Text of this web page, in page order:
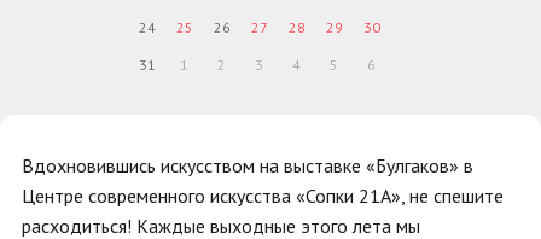
Вдохновившись искусством на выставке «Булгаков» в
Центре современного искусства «Сопки 21А», не спешите
расходиться! Каждые выходные этого лета мы
24 25 26 27 28 29 30
31 1 2 3 4 5 6